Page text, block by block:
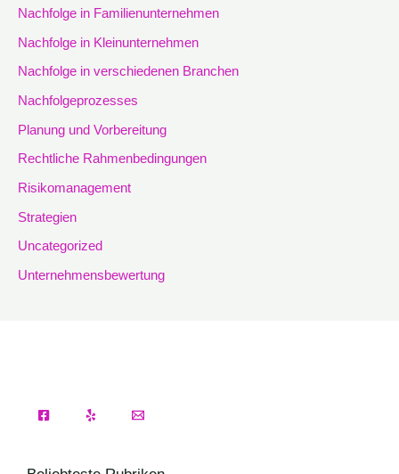
Nachfolge in Familienunternehmen
Nachfolge in Kleinunternehmen
Nachfolge in verschiedenen Branchen
Nachfolgeprozesses
Planung und Vorbereitung
Rechtliche Rahmenbedingungen
Risikomanagement
Strategien
Uncategorized
Unternehmensbewertung